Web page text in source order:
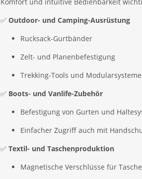
✅ Outdoor- und Camping-Ausrüstung
Rucksack-Gurtbänder
Zelt- und Planenbefestigung
Trekking-Tools und Modularsysteme
✅ Boots- und Vanlife-Zubehör
Befestigung von Gurten und
Einfacher Zugriff auch mit
✅ Textil- und Taschenproduktion
Magnetische Verschlüsse für